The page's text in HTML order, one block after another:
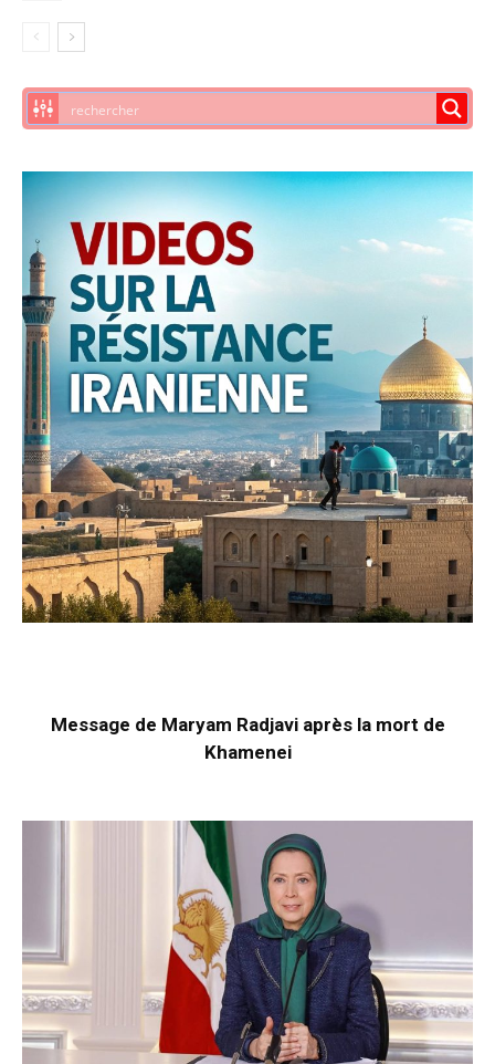
Message de Maryam Radjavi après la mort de
Khamenei